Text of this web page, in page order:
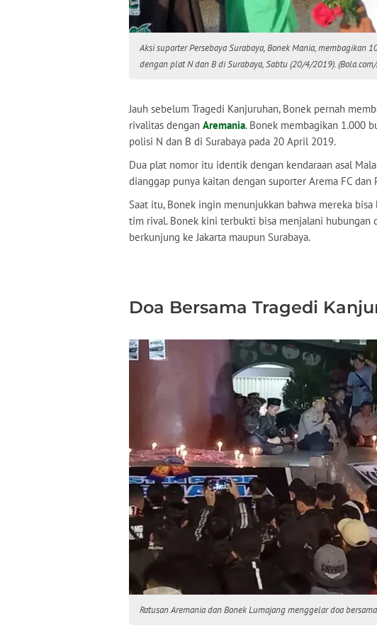
Aksi suporter Persebaya Surabaya, Bonek Mania, membagikan
dengan plat N dan B di Surabaya, Sabtu (20/4/2019).
Jauh sebelum Tragedi Kanjuruhan, Bonek pernah
rivalitas dengan Aremania. Bonek membagikan 1.000
polisi N dan B di Surabaya pada 20 April 2019.
Dua plat nomor itu identik dengan kendaraan asal
dianggap punya kaitan dengan suporter Arema FC dan
Saat itu, Bonek ingin menunjukkan bahwa mereka
tim rival. Bonek kini terbukti bisa menjalani hubungan
berkunjung ke Jakarta maupun Surabaya.
Doa Bersama Tragedi
Ratusan Aremania dan Bonek Lumajang menggelar doa